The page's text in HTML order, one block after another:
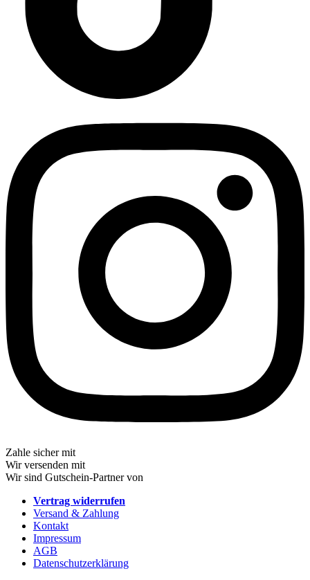
Zahle sicher mit
Wir versenden mit
Wir sind Gutschein-Partner von
Vertrag widerrufen
Versand & Zahlung
Kontakt
Impressum
AGB
Datenschutz­erklärung